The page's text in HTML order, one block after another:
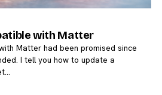
with Matter
Matter had been promised since
I tell you how to update a